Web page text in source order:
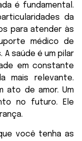
é fundamental.
da
para atender às
médico de
saúde é um pilar
em constante
mais relevante.
ato de amor. Um
no futuro. Ele
você tenha as